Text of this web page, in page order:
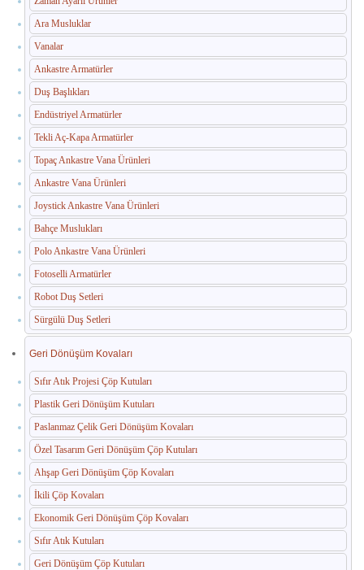
Dış Mekan Çöp Kovaları
Küllükler ve Sigara Atık Üniteleri
El Kurutma Makineleri
🔐 En Güvenilir Adres
Fotoselli Kağıt Havluluklar
Sabunluklar
Otel Ekipmanları
Umumi Wc ve Banyo Ekipmanları
Havuz Duş Kulesi & Sahil Duş Kulesi
Açık Alan Su Çeşmesi(Sebil)
Medikal Ekipmanlar
Paslanmaz Havuz Ekipmanları
🛒 TEKLIF SEPETIM
İLETIŞIM
Ara Musluklar
Vanalar
Ankastre Armatürler
Duş Başlıkları
Endüstriyel Armatürler
Tekli Aç-Kapa Armatürler
Topaç Ankastre Vana Ürünleri
Ankastre Vana Ürünleri
Joystick Ankastre Vana Ürünleri
Bahçe Muslukları
Polo Ankastre Vana Ürünleri
Fotoselli Armatürler
Robot Duş Setleri
Sürgülü Duş Setleri
Geri Dönüşüm Kovaları
Sıfır Atık Projesi Çöp Kutuları
Plastik Geri Dönüşüm Kutuları
Paslanmaz Çelik Geri Dönüşüm Kovaları
Özel Tasarım Geri Dönüşüm Çöp Kutuları
Ahşap Geri Dönüşüm Çöp Kovaları
İkili Çöp Kovaları
Ekonomik Geri Dönüşüm Çöp Kovaları
Sıfır Atık Kutuları
Geri Dönüşüm Çöp Kutuları